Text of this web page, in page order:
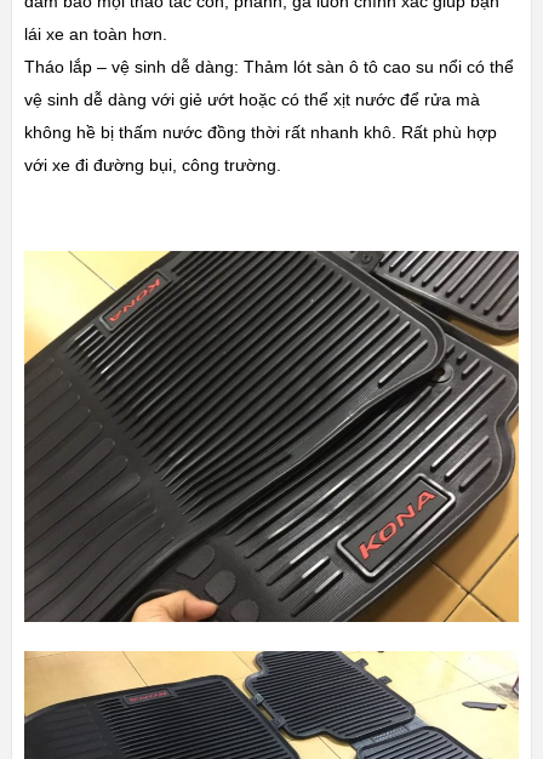
lái xe an toàn hơn.
Tháo lắp – vệ sinh dễ dàng: Thảm lót sàn ô tô cao su nổi có thể
vệ sinh dễ dàng với giẻ ướt hoặc có thể xịt nước để rửa mà
không hề bị thấm nước đồng thời rất nhanh khô. Rất phù hợp
với xe đi đường bụi, công trường.